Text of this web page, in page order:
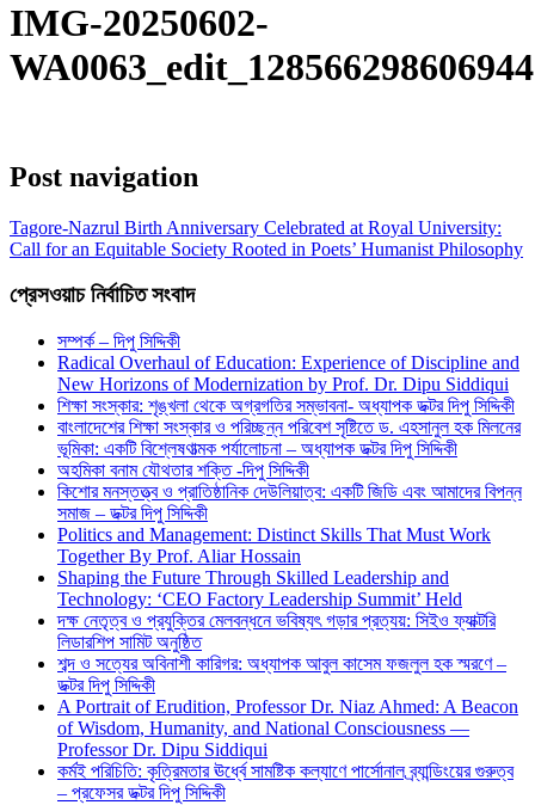
IMG-20250602-
WA0063_edit_128566298606944
Post navigation
Tagore-Nazrul Birth Anniversary Celebrated at Royal University:
Call for an Equitable Society Rooted in Poets’ Humanist Philosophy
প্রেসওয়াচ নির্বাচিত সংবাদ
সম্পর্ক – দিপু সিদ্দিকী
Radical Overhaul of Education: Experience of Discipline and
New Horizons of Modernization by Prof. Dr. Dipu Siddiqui
শিক্ষা সংস্কার: শৃঙ্খলা থেকে অগ্রগতির সম্ভাবনা- অধ্যাপক ডক্টর দিপু সিদ্দিকী
বাংলাদেশের শিক্ষা সংস্কার ও পরিচ্ছন্ন পরিবেশ সৃষ্টিতে ড. এহসানুল হক মিলনের
ভূমিকা: একটি বিশ্লেষণাত্মক পর্যালোচনা – অধ্যাপক ডক্টর দিপু সিদ্দিকী
অহমিকা বনাম যৌথতার শক্তি -দিপু সিদ্দিকী
কিশোর মনস্তত্ত্ব ও প্রাতিষ্ঠানিক দেউলিয়াত্ব: একটি জিডি এবং আমাদের বিপন্ন
সমাজ – ডক্টর দিপু সিদ্দিকী
Politics and Management: Distinct Skills That Must Work
Together By Prof. Aliar Hossain
Shaping the Future Through Skilled Leadership and
Technology: ‘CEO Factory Leadership Summit’ Held
দক্ষ নেতৃত্ব ও প্রযুক্তির মেলবন্ধনে ভবিষ্যৎ গড়ার প্রত্যয়: সিইও ফ্যাক্টরি
লিডারশিপ সামিট অনুষ্ঠিত
শব্দ ও সত্যের অবিনাশী কারিগর: অধ্যাপক আবুল কাসেম ফজলুল হক স্মরণে –
ডক্টর দিপু সিদ্দিকী
A Portrait of Erudition, Professor Dr. Niaz Ahmed: A Beacon
of Wisdom, Humanity, and National Consciousness —
Professor Dr. Dipu Siddiqui
কর্মই পরিচিতি: কৃত্রিমতার ঊর্ধ্বে সামষ্টিক কল্যাণে পার্সোনাল ব্র্যান্ডিংয়ের গুরুত্ব
– প্রফেসর ডক্টর দিপু সিদ্দিকী